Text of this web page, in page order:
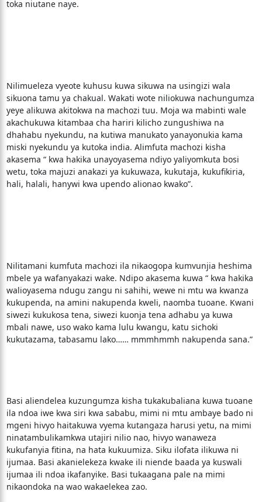
toka niutane naye.
Nilimueleza vyeote kuhusu kuwa sikuwa na usingizi wala
sikuona tamu ya chakual. Wakati wote niliokuwa nachungumza
yeye alikuwa akitokwa na machozi tuu. Moja wa mabinti wale
akachukuwa kitambaa cha hariri kilicho zungushiwa na
dhahabu nyekundu, na kutiwa manukato yanayonukia kama
miski nyekundu ya kutoka india. Alimfuta machozi kisha
akasema “ kwa hakika unayoyasema ndiyo yaliyomkuta bosi
wetu, toka majuzi anakazi ya kukuwaza, kukutaja, kukufikiria,
hali, halali, hanywi kwa upendo alionao kwako”.
Nilitamani kumfuta machozi ila nikaogopa kumvunjia heshima
mbele ya wafanyakazi wake. Ndipo akasema kuwa “ kwa hakika
walioyasema ndugu zangu ni sahihi, wewe ni mtu wa kwanza
kukupenda, na amini nakupenda kweli, naomba tuoane. Kwani
siwezi kukukosa tena, siwezi kuonja tena adhabu ya kuwa
mbali nawe, uso wako kama lulu kwangu, katu sichoki
kukutazama, tabasamu lako…… mmmhmmh nakupenda sana.”
Basi aliendelea kuzungumza kisha tukakubaliana kuwa tuoane
ila ndoa iwe kwa siri kwa sababu, mimi ni mtu ambaye bado ni
mgeni hivyo haitakuwa vyema kutangaza harusi yetu, na mimi
ninatambulikamkwa utajiri nilio nao, hivyo wanaweza
kukufanyia fitina, na hata kukuumiza. Siku ilofata ilikuwa ni
ijumaa. Basi akanielekeza kwake ili niende baada ya kuswali
ijumaa ili ndoa ikafanyike. Basi tukaagana pale na mimi
nikaondoka na wao wakaelekea zao.